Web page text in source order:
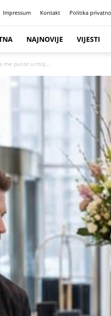
Impressum Kontakt Politika
NAJNOVIJE VIJESTI
me puste u moj...